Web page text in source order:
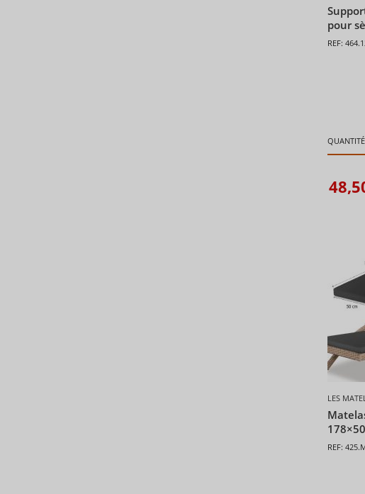
pour
REF:
LES
REF: